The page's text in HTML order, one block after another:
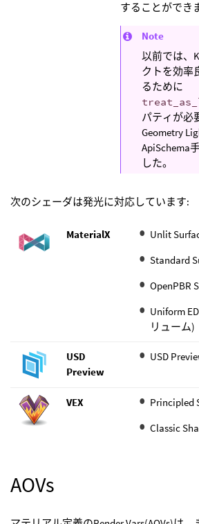
することができ
Note
以前では、
クトを効率
るために
パティが必
Geometry
ApiSchema
した。
次のシェーダは発光に対応しています:
MaterialX
Unlit
Standard
OpenPBR
Uniform
リューム)
USD
Preview
USD
VEX
Principled
Classic
AOVs